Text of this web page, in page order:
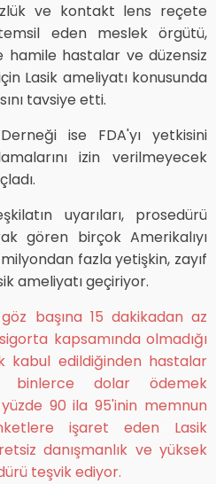
ve kontakt lens reçete
eden meslek örgütü,
hamile hastalar ve düzensiz
Lasik ameliyatı konusunda
tavsiye etti.
ise FDA'yı yetkisini
izin verilmeyecek
uyarıları, prosedürü
gören birçok Amerikalıyı
fazla yetişkin, zayıf
ameliyatı geçiriyor.
başına 15 dakikadan az
kapsamında olmadığı
kabul edildiğinden hastalar
binlerce dolar ödemek
90 ila 95'inin memnun
işaret eden Lasik
danışmanlık ve yüksek
teşvik ediyor.